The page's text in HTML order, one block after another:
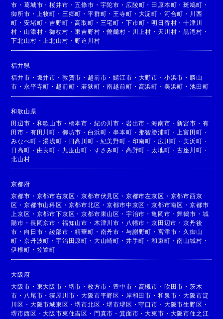
市 ・葛城市 ・桜井市 ・五條市 ・ 宇陀市 ・ 広陵町 ・ 田原本町 ・斑鳩町 ・
御所市 ・ 上牧町 ・ 三郷町 ・平群町 ・ 王寺町 ・ 大淀町 ・ 河合町 ・ 川西
町 ・安堵町 ・吉野町 ・高取町 ・ 三宅町 ・ 下市町 ・明日香村 ・十津川
村 ・ 山添村 ・御杖村 ・東吉野村 ・曽爾村 ・ 川上村 ・ 天川村 ・黒滝村 ・
下北山村 ・ 上北山村 ・野迫川村
福井県
福井市 ・ 坂井市 ・ 敦賀市 ・ 越前市 ・鯖江市 ・ 大野市 ・ 小浜市 ・ 勝山
市 ・永平寺町 ・ 越前町 ・若狭町 ・南越前町 ・ 高浜町 ・ 美浜町 ・ 池田町
和歌山県
田辺市 ・ 和歌山市 ・ 橋本市 ・ 紀の川市 ・ 岩出市 ・海南市 ・新宮市 ・ 有
田市 ・ 有田川町 ・ 御坊市 ・ 白浜町 ・ 串本町 ・ 那智勝浦町 ・ 上富田町 ・
みなべ町 ・湯浅町 ・ 日高川町 ・ 紀美野町 ・ 印南町 ・ 広川町 ・美浜町 ・
日高町 ・ 由良町 ・ 九度山町 ・ すさみ町 ・ 高野町 ・太地町 ・古座川町 ・
北山村
京都府
京都市 ・ 京都市右京区 ・京都市伏見区 ・ 京都市左京区 ・ 京都市西京
区 ・京都市山科区 ・ 京都市北区 ・京都市中京区 ・京都市南区 ・ 京都市
上京区 ・ 京都市下京区 ・京都市東山区 ・ 宇治市 ・亀岡市 ・舞鶴市 ・ 城
陽市 ・ 長岡京市 ・ 福知山市 ・ 木津川市 ・ 八幡市 ・京田辺市 ・京丹後
市 ・向日市 ・綾部市 ・精華町 ・ 南丹市 ・ 与謝野町 ・ 宮津市 ・ 久御山
町 ・京丹波町 ・宇治田原町 ・ 大山崎町 ・ 井手町 ・和束町 ・南山城村 ・
伊根町 ・ 笠置町
大阪府
大阪市 ・ 東大阪市 ・ 堺市 ・枚方市 ・ 豊中市 ・ 高槻市 ・ 吹田市 ・ 茨木
市 ・ 八尾市 ・寝屋川市 ・大阪市平野区 ・ 岸和田市 ・ 和泉市 ・大阪市淀
川区 ・ 大阪市城東区 ・堺市北区 ・堺市堺区 ・守口市 ・ 大阪市生野区 ・
堺市西区 ・大阪市東住吉区 ・ 門真市 ・箕面市 ・大東市 ・ 大阪市住之江